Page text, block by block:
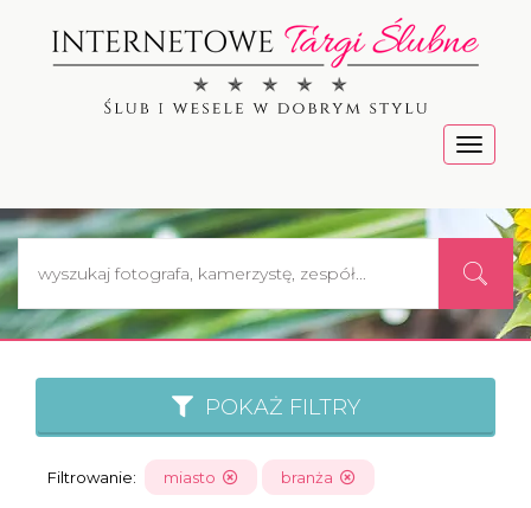
Menu
POKAŻ FILTRY
Filtrowanie: miasto branża